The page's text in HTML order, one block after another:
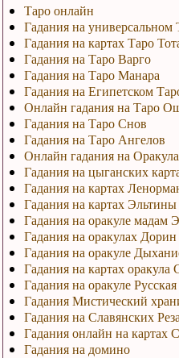
Таро онлайн
Гадания на универсальном
Гадания на картах Таро
Гадания на Таро Варго
Гадания на Таро Манара
Гадания на Египетском
Онлайн гадания на Таро
Гадания на Таро Снов
Гадания на Таро Ангелов
Онлайн гадания на
Гадания на цыганских
Гадания на картах
Гадания на картах Эльтины
Гадания на оракуле мадам
Гадания на оракулах
Гадания на оракуле
Гадания на картах оракула
Гадания на оракуле
Гадания Мистический
Гадания на Славянских
Гадания онлайн на картах
Гадания на домино